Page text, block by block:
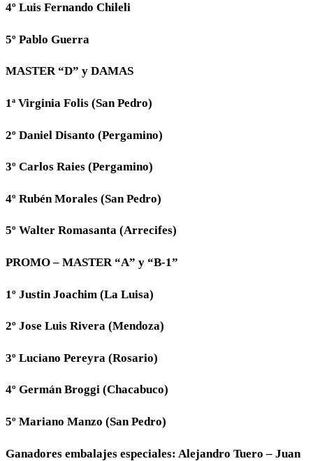
4º Luis Fernando Chileli
5º Pablo Guerra
MASTER “D” y DAMAS
1ª Virginia Folis (San Pedro)
2º Daniel Disanto (Pergamino)
3º Carlos Raies (Pergamino)
4º Rubén Morales (San Pedro)
5º Walter Romasanta (Arrecifes)
PROMO – MASTER “A” y “B-1”
1º Justin Joachim (La Luisa)
2º Jose Luis Rivera (Mendoza)
3º Luciano Pereyra (Rosario)
4º Germán Broggi (Chacabuco)
5º Mariano Manzo (San Pedro)
Ganadores embalajes especiales: Alejandro Tuero – Juan